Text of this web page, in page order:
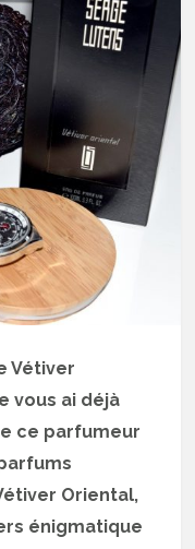
Vétiver
vous ai déjà
ce parfumeur
Oriental,
énigmatique